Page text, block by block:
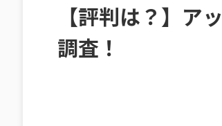
【評判は？】ア
調査！